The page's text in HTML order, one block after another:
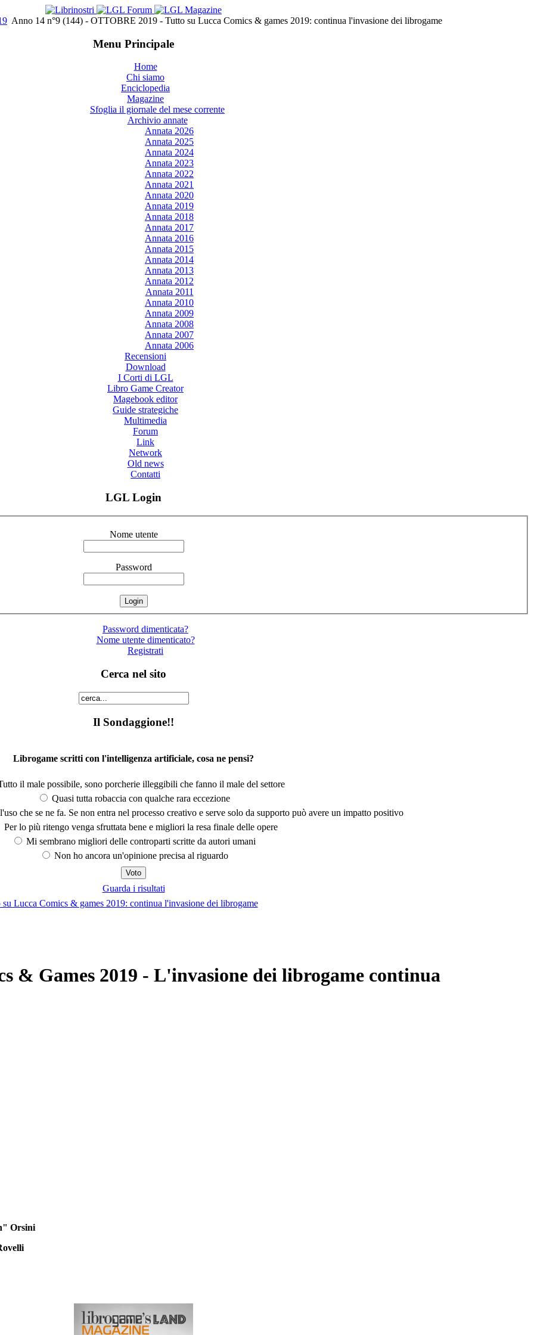
Anno 14 n°9 (144) - OTTOBRE 2019 - Tutto su Lucca Comics & games 2019: continua l'invasione dei librogame
Menu Principale
Home
Chi siamo
Enciclopedia
Magazine
Sfoglia il giornale del mese corrente
Archivio annate
Annata 2026
Annata 2025
Annata 2024
Annata 2023
Annata 2022
Annata 2021
Annata 2020
Annata 2019
Annata 2018
Annata 2017
Annata 2016
Annata 2015
Annata 2014
Annata 2013
Annata 2012
Annata 2011
Annata 2010
Annata 2009
Annata 2008
Annata 2007
Annata 2006
Recensioni
Download
I Corti di LGL
Libro Game Creator
Magebook editor
Guide strategiche
Multimedia
Forum
Link
Network
Old news
Contatti
LGL Login
Nome utente
Password
Password dimenticata?
Nome utente dimenticato?
Registrati
Cerca nel sito
Il Sondaggione!!
Librogame scritti con l'intelligenza artificiale, cosa ne pensi?
il male possibile, sono porcherie illeggibili che fanno il male del settore
Quasi tutta robaccia con qualche rara eccezione
che se ne fa. Se non entra nel processo creativo e serve solo da supporto può avere un impatto positivo
Per lo più ritengo venga sfruttata bene e migliori la resa finale delle opere
Mi sembrano migliori delle controparti scritte da autori umani
Non ho ancora un'opinione precisa al riguardo
Guarda i risultati
Lucca Comics & games 2019: continua l'invasione dei librogame
& Games 2019 - L'invasione dei librogame continua
Orsini